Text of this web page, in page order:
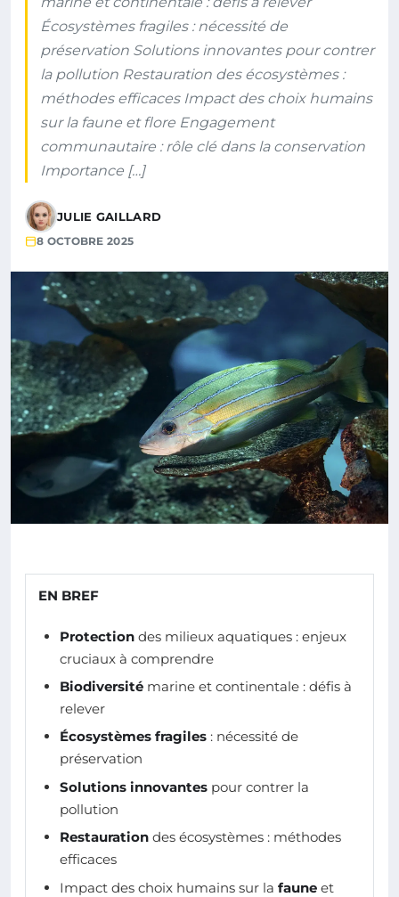
Écosystèmes fragiles : nécessité de
préservation Solutions innovantes pour contrer
la pollution Restauration des écosystèmes :
méthodes efficaces Impact des choix humains
sur la faune et flore Engagement
communautaire : rôle clé dans la conservation
Importance […]
JULIE GAILLARD
8 OCTOBRE 2025
EN BREF
Protection des milieux aquatiques : enjeux
cruciaux à comprendre
Biodiversité marine et continentale : défis à
relever
Écosystèmes fragiles : nécessité de
préservation
Solutions innovantes pour contrer la
pollution
Restauration des écosystèmes : méthodes
efficaces
Impact des choix humains sur la faune et